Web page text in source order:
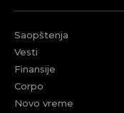
Saopštenja
Vesti
Finansije
Corpo
Novo vreme